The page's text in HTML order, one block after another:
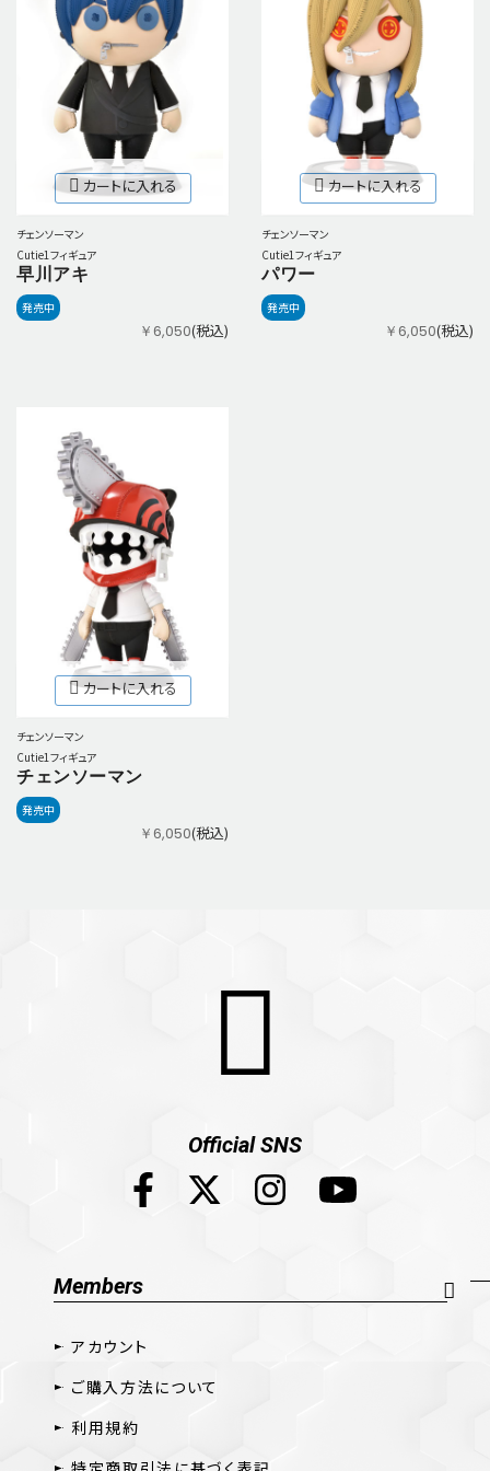
カートに入れる
チェンソーマン
Cutie1フィギュア
早川アキ
発売中
￥6,050(税込)
カートに入れる
チェンソーマン
Cutie1フィギュア
パワー
発売中
￥6,050(税込)
カートに入れる
チェンソーマン
Cutie1フィギュア
チェンソーマン
発売中
￥6,050(税込)
Official SNS
Members
アカウント
ご購入方法について
利用規約